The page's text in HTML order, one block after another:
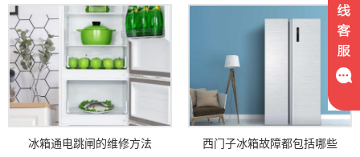
冰箱通电跳闸的维修方法 西门子冰箱故障都包括哪些